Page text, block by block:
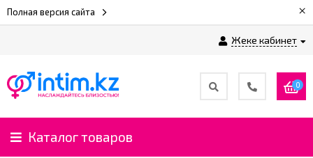
Полная версия сайта ×
Жеке кабинет
0
Каталог товаров